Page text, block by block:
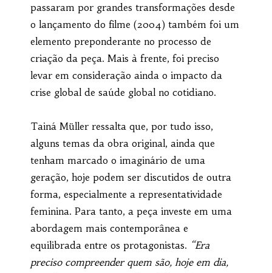
passaram por grandes transformações desde
o lançamento do filme (2004) também foi um
elemento preponderante no processo de
criação da peça. Mais à frente, foi preciso
levar em consideração ainda o impacto da
crise global de saúde global no cotidiano.
Tainá Müller ressalta que, por tudo isso,
alguns temas da obra original, ainda que
tenham marcado o imaginário de uma
geração, hoje podem ser discutidos de outra
forma, especialmente a representatividade
feminina. Para tanto, a peça investe em uma
abordagem mais contemporânea e
equilibrada entre os protagonistas. “Era
preciso compreender quem são, hoje em dia,